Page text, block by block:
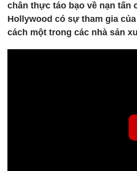
chân thực táo bạo về nạn tấn
Hollywood có sự tham gia
cách một trong các nhà sản